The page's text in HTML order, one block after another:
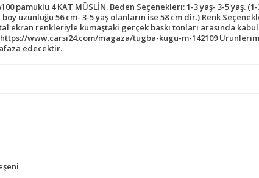
pamuklu 4 KAT MÜSLİN. Beden Seçenekleri: 1-3 yaş- 3-5 yaş.
boy uzunluğu 56 cm- 3-5 yaş olanların ise 58 cm dir.) Renk
ekran renkleriyle kumaştaki gerçek baskı tonları arasında
www.carsi24.com/magaza/tugba-kugu-m-142109
edecektir.